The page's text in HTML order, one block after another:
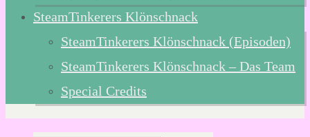
SteamTinkerers Klönschnack
SteamTinkerers Klönschnack (Episoden)
SteamTinkerers Klönschnack – Das Team
Special Credits